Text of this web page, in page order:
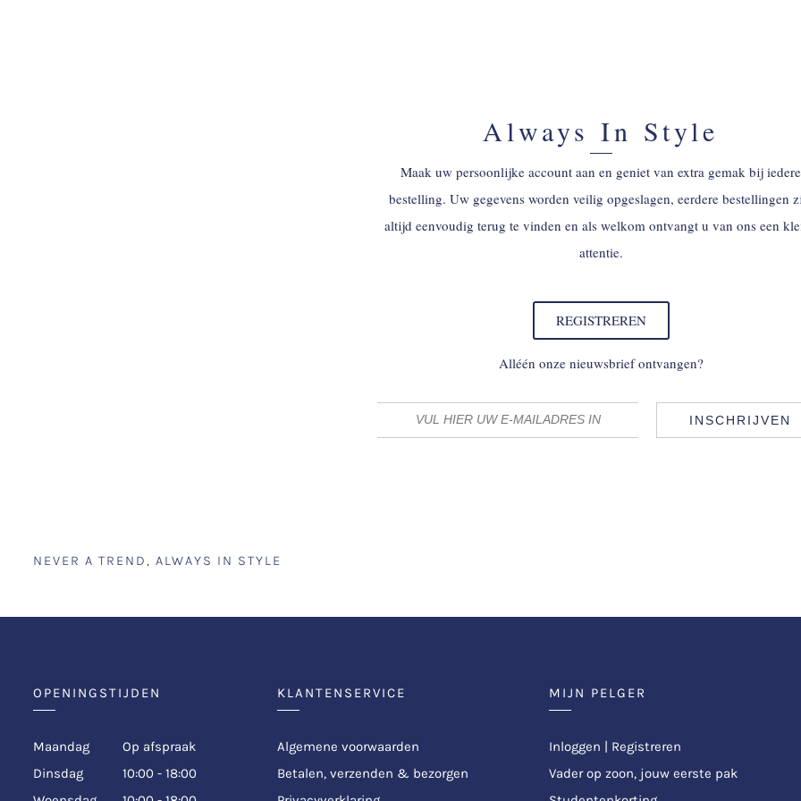
Always In Style
Maak uw persoonlijke account aan en geniet van extra gemak bij iedere
bestelling. Uw gegevens worden veilig opgeslagen, eerdere bestellingen
altijd eenvoudig terug te vinden en als welkom ontvangt u van ons een
attentie.
REGISTREREN
Alléén onze nieuwsbrief ontvangen?
INSCHRIJVEN
NEVER A TREND, ALWAYS IN STYLE
OPENINGSTIJDEN
Maandag
Op afspraak
Dinsdag
10:00 - 18:00
KLANTENSERVICE
Algemene voorwaarden
Betalen, verzenden & bezorgen
MIJN PELGER
Inloggen | Registreren
Vader op zoon, jouw eerste pak